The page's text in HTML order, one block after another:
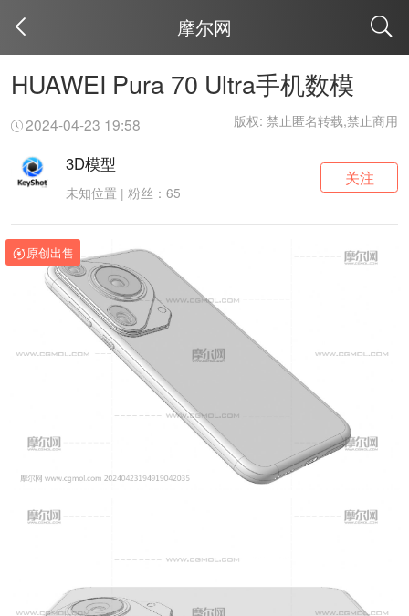
摩尔网
HUAWEI Pura 70 Ultra手机数模
2024-04-23 19:58 版权: 禁止匿名转载,禁止商用
3D模型
未知位置 | 粉丝：65
关注
原创出售
取消